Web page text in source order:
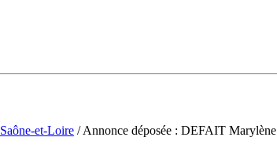
Saône-et-Loire / Annonce déposée : DEFAIT Marylène